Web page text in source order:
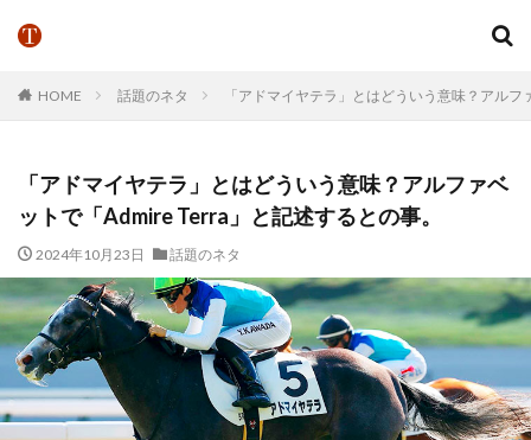
HOME 話題のネタ 「アドマイヤテラ」とはどういう意味？アル
「アドマイヤテラ」とはどういう意味？アルファベ
ットで「Admire Terra」と記述するとの事。
2024年10月23日 話題のネタ